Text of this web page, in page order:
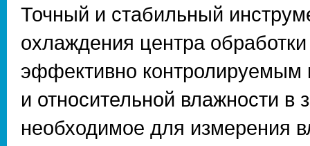
Точный и стабильный
охлаждения центра
эффективно контролируемым
и относительной влажности
необходимое для измерения